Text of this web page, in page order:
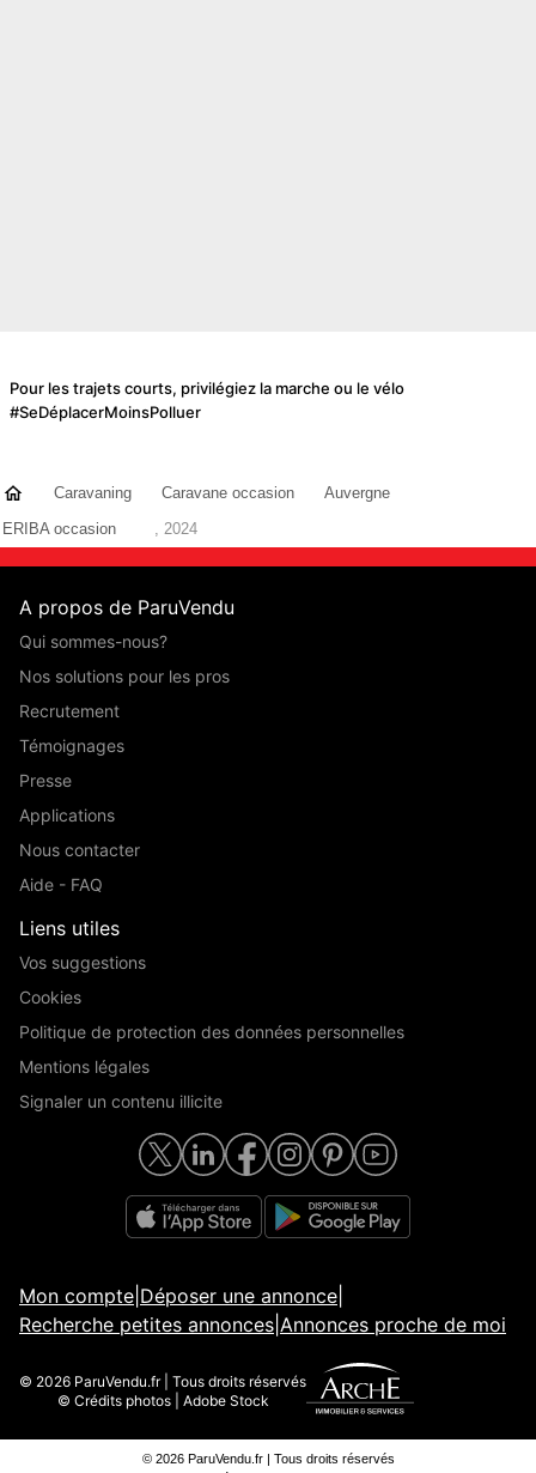
Pour les trajets courts, privilégiez la marche ou le vélo
#SeDéplacerMoinsPolluer
Caravaning Caravane occasion
Auvergne
ERIBA occasion
, 2024
A propos de ParuVendu
Qui sommes-nous?
Nos solutions pour les pros
Recrutement
Témoignages
Presse
Applications
Nous contacter
Aide - FAQ
Liens utiles
Vos suggestions
Cookies
Politique de protection des données personnelles
Mentions légales
Signaler un contenu illicite
Mon compte Déposer une annonce
Recherche petites annonces Annonces proche de moi
© 2026 ParuVendu.fr | Tous droits réservés
© Crédits photos | Adobe Stock
© 2026 ParuVendu.fr | Tous droits réservés